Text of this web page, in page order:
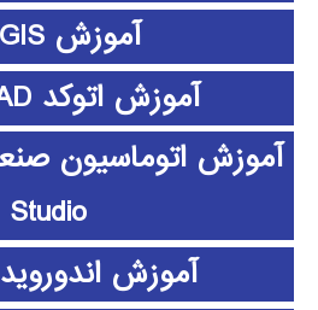
آموزش ArcGIS
آموزش اتوکد AUTOCAD
Studio
آموزش اندوروید android